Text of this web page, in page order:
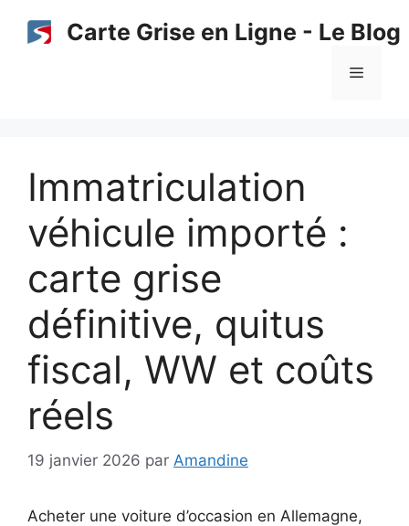
Carte Grise en Ligne - Le Blog
Menu
Immatriculation
véhicule importé :
carte grise
définitive, quitus
fiscal, WW et coûts
réels
19 janvier 2026 par Amandine
Acheter une voiture d’occasion en Allemagne,